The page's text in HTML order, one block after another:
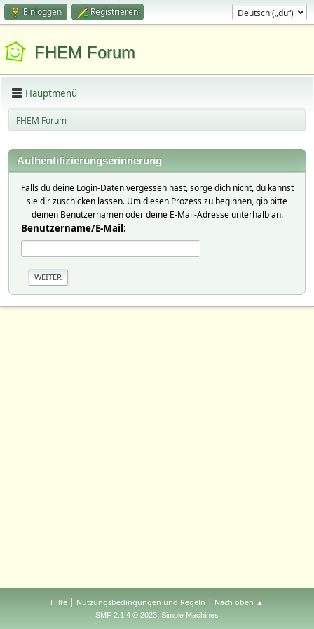
Einloggen Registrieren
FHEM Forum
Hauptmenü
FHEM Forum
Authentifizierungserinnerung
Falls du deine Login-Daten vergessen hast, sorge dich nicht, du kannst
sie dir zuschicken lassen. Um diesen Prozess zu beginnen, gib bitte
deinen Benutzernamen oder deine E-Mail-Adresse unterhalb an.
Benutzername/E-Mail:
Hilfe | Nutzungsbedingungen und Regeln | Nach oben ▲
SMF 2.1.4 © 2023, Simple Machines